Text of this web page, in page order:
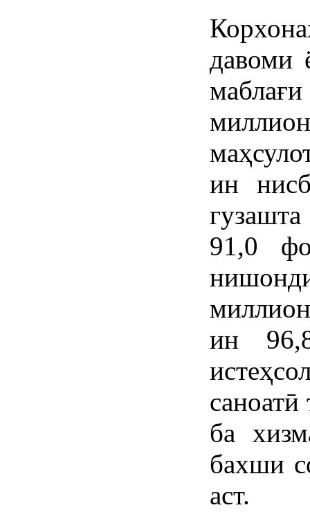
давоми
ин
91,0
ин
ба
бахши
аст.